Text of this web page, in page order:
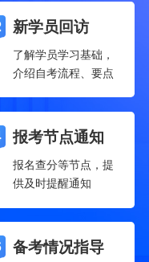
新学员回访
了解学员学习基础，
介绍自考流程、要点
报考节点通知
报名查分等节点，提
供及时提醒通知
备考情况指导